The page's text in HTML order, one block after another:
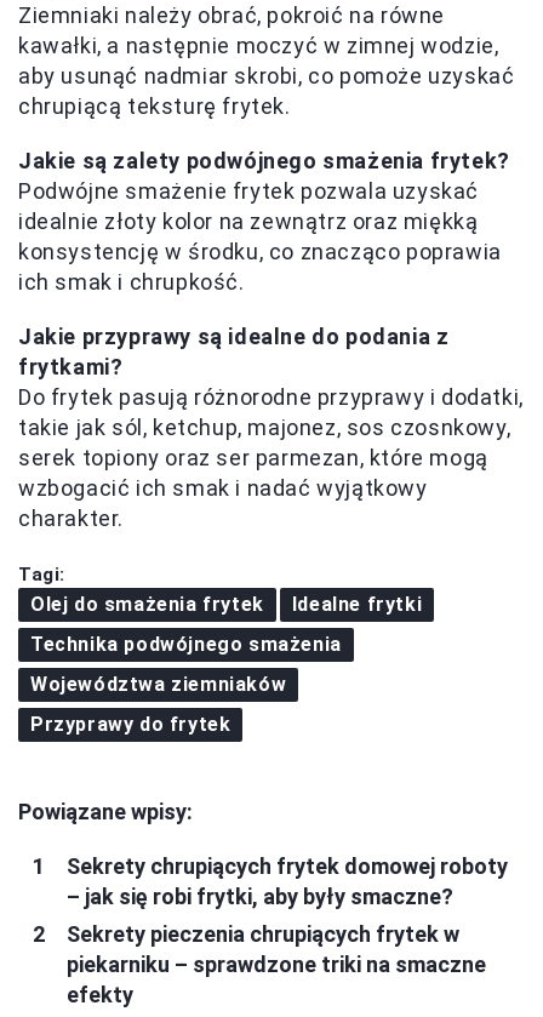
Ziemniaki należy obrać, pokroić na równe
kawałki, a następnie moczyć w zimnej wodzie,
aby usunąć nadmiar skrobi, co pomoże uzyskać
chrupiącą teksturę frytek.
Jakie są zalety podwójnego smażenia frytek?
Podwójne smażenie frytek pozwala uzyskać
idealnie złoty kolor na zewnątrz oraz miękką
konsystencję w środku, co znacząco poprawia
ich smak i chrupkość.
Jakie przyprawy są idealne do podania z
frytkami?
Do frytek pasują różnorodne przyprawy i dodatki,
takie jak sól, ketchup, majonez, sos czosnkowy,
serek topiony oraz ser parmezan, które mogą
wzbogacić ich smak i nadać wyjątkowy
charakter.
Tagi:
Olej do smażenia frytek
Idealne frytki
Technika podwójnego smażenia
Województwa ziemniaków
Przyprawy do frytek
Powiązane wpisy:
Sekrety chrupiących frytek domowej roboty
– jak się robi frytki, aby były smaczne?
Sekrety pieczenia chrupiących frytek w
piekarniku – sprawdzone triki na smaczne
efekty